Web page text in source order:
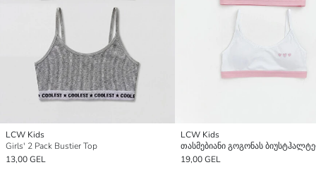
LCW Kids
Girls' 2 Pack Bustier Top
13,00 GEL
LCW Kids
19,00 GEL